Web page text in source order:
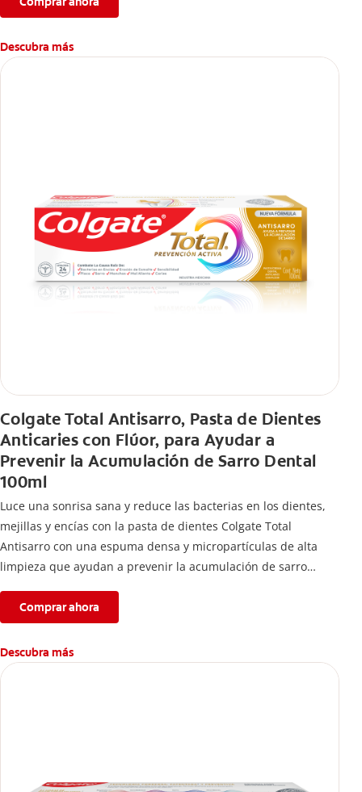
Descubra más
Colgate Total Antisarro, Pasta de Dientes
Anticaries con Flúor, para Ayudar a
Prevenir la Acumulación de Sarro Dental
100ml
Luce una sonrisa sana y reduce las bacterias en los dientes,
mejillas y encías con la pasta de dientes Colgate Total
Antisarro con una espuma densa y micropartículas de alta
limpieza que ayudan a prevenir la acumulación de sarro
Comprar ahora
Descubra más